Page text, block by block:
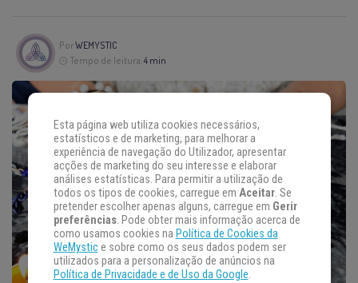
PorWEMYSTIC
Tempo de leitura:4 min
Esta página web utiliza cookies necessários,
estatísticos e de marketing, para melhorar a
experiência de navegação do Utilizador, apresentar
acções de marketing do seu interesse e elaborar
análises estatísticas. Para permitir a utilização de
todos os tipos de cookies, carregue em Aceitar. Se
pretender escolher apenas alguns, carregue em Gerir
preferências. Pode obter mais informação acerca de
como usamos cookies na Política de Cookies da
WeMystice sobre como os seus dados podem ser
utilizados para a personalização de anúncios na
Política de Privacidade e de Uso da Google.